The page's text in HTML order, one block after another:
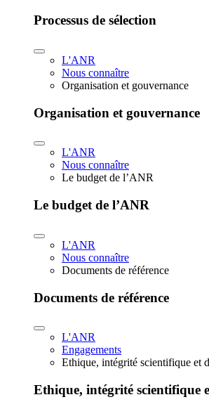
Processus de sélection
L'ANR
Nous connaître
Organisation et gouvernance
Organisation et gouvernance
L'ANR
Nous connaître
Le budget de l’ANR
Le budget de l’ANR
L'ANR
Nous connaître
Documents de référence
Documents de référence
L'ANR
Engagements
Ethique, intégrité scientifique et
Ethique, intégrité scientifique